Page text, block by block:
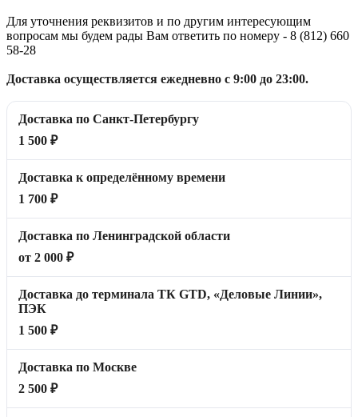
Для уточнения реквизитов и по другим интересующим
вопросам мы будем рады Вам ответить по номеру - 8 (812) 660
58-28
Доставка осуществляется ежедневно с 9:00 до 23:00.
Доставка по Санкт-Петербургу
1 500 ₽
Доставка к определённому времени
1 700 ₽
Доставка по Ленинградской области
от 2 000 ₽
Доставка до терминала ТК GTD, «Деловые Линии»,
ПЭК
1 500 ₽
Доставка по Москве
2 500 ₽